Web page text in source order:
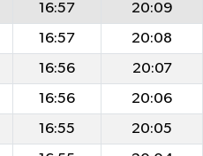
16:57 20:09
16:57 20:08
16:56 20:07
16:56 20:06
16:55 20:05